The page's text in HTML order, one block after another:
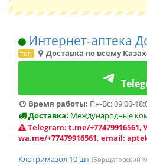
Интернет-аптека
топ Доставка по всему
Время работы: Пн-Вс: 09:00-
Доставка: Международные
Telegram: t.me/+77479916561,
wa.me/+77479916561, email:
Клотримазол 10 шт (Борщаговский